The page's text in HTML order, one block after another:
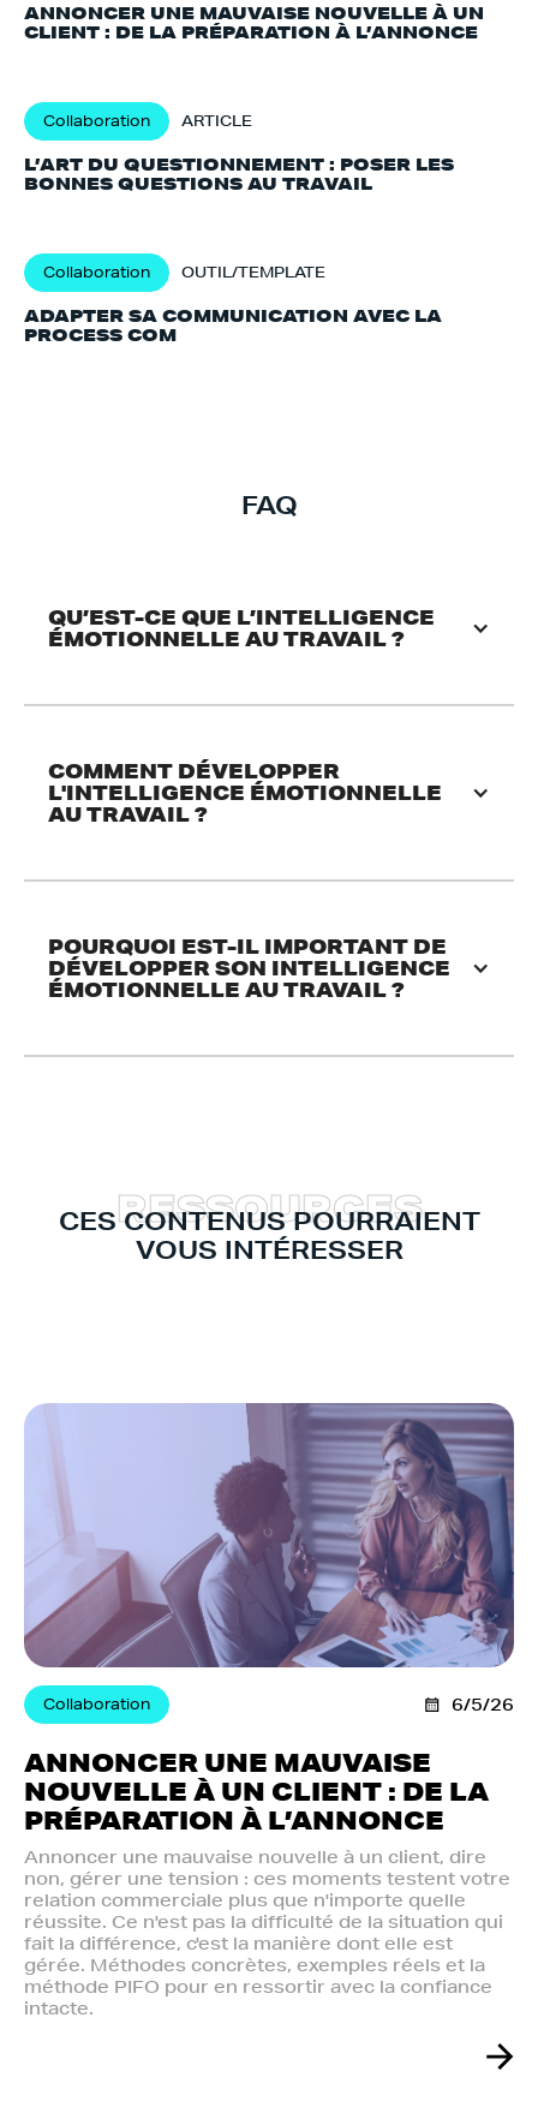
ANNONCER UNE MAUVAISE NOUVELLE À UN
CLIENT : DE LA PRÉPARATION À L’ANNONCE
Collaboration ARTICLE
L’ART DU QUESTIONNEMENT : POSER LES
BONNES QUESTIONS AU TRAVAIL
Collaboration OUTIL/TEMPLATE
ADAPTER SA COMMUNICATION AVEC LA
PROCESS COM
FAQ
QU’EST-CE QUE L’INTELLIGENCE
ÉMOTIONNELLE AU TRAVAIL ?
COMMENT DÉVELOPPER
L'INTELLIGENCE ÉMOTIONNELLE
AU TRAVAIL ?
POURQUOI EST-IL IMPORTANT DE
DÉVELOPPER SON INTELLIGENCE
ÉMOTIONNELLE AU TRAVAIL ?
CES CONTENUS POURRAIENT
VOUS INTÉRESSER
RESSOURCES
Collaboration 6/5/26
ANNONCER UNE MAUVAISE
NOUVELLE À UN CLIENT : DE LA
PRÉPARATION À L’ANNONCE
Annoncer une mauvaise nouvelle à un client, dire
non, gérer une tension : ces moments testent votre
relation commerciale plus que n'importe quelle
réussite. Ce n'est pas la difficulté de la situation qui
fait la différence, c'est la manière dont elle est
gérée. Méthodes concrètes, exemples réels et la
méthode PIFO pour en ressortir avec la confiance
intacte.